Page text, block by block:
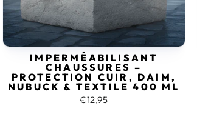
IMPERMÉABILISANT
CHAUSSURES –
PROTECTION CUIR, DAIM,
NUBUCK & TEXTILE 400 ML
€12,95